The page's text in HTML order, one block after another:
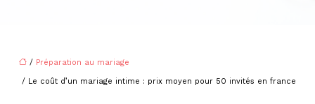
/ Préparation au mariage
/ Le coût d’un mariage intime : prix moyen pour 50 invités en france